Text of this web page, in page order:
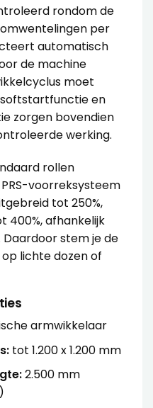
rondom de
per
automatisch
de machine
moet
en
zorgen bovendien
werking.
rollen
PRS-voorreksysteem
tot 250%,
400%, afhankelijk
stem je de
lichte dozen of
armwikkelaar
tot 1.200 x 1.200 mm
2.500 mm